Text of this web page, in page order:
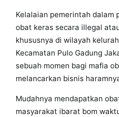
Kelalaian pemerintah dalam
obat keras secara illegal
khususnya di wilayah
Kecamatan Pulo Gadung
sebuah momen bagi mafia
melancarkan bisnis
Mudahnya mendapatkan
masyarakat ibarat bom